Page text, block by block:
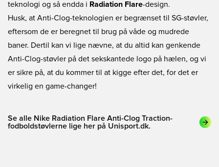
teknologi og så endda i Radiation Flare-design.
Husk, at Anti-Clog-teknologien er begrænset til SG-støvler,
eftersom de er beregnet til brug på våde og mudrede
baner. Dertil kan vi lige nævne, at du altid kan genkende
Anti-Clog-støvler på det sekskantede logo på hælen, og vi
er sikre på, at du kommer til at kigge efter det, for det er
virkelig en game-changer!
Se alle Nike Radiation Flare Anti-Clog Traction-
fodboldstøvlerne lige her på Unisport.dk.